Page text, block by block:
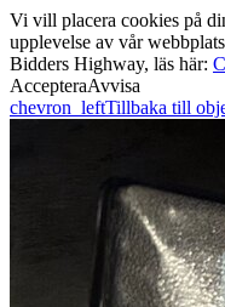
Vi vill placera cookies på
upplevelse av vår
Bidders Highway, läs här:
AccepteraAvvisa
chevron_leftTillbaka till